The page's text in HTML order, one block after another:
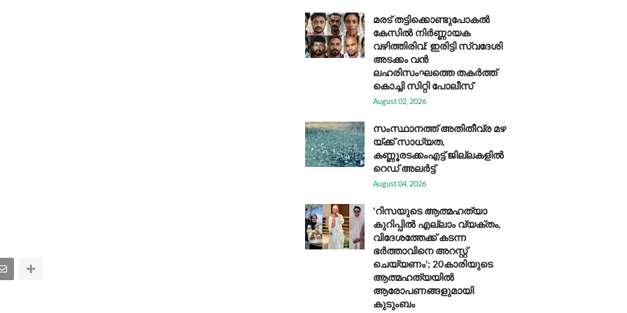
മരട് തട്ടിക്കൊണ്ടുപോകൽ
കേസിൽ നിർണ്ണായക
വഴിത്തിരിവ്: ഇരിട്ടി സ്വദേശി
അടക്കം വൻ
ലഹരിസംഘത്തെ തകർത്ത്
കൊച്ചി സിറ്റി പോലീസ്
August 02, 2026
സം​സ്ഥാ​ന​ത്ത് അ​തി​തീ​വ്ര മ​ഴ​
യ്ക്ക് സാ​ധ്യ​ത,
കണ്ണൂരടക്കംഎ​ട്ട് ജി​ല്ല​ക​ളി​ൽ
റെ​ഡ് അ​ലർ​ട്ട്
August 04, 2026
'റിസയുടെ ആത്മഹത്യാ
കുറിപ്പിൽ എല്ലാം വ്യക്തം,
വിദേശത്തേക്ക് കടന്ന
ഭർത്താവിനെ അറസ്റ്റ്
ചെയ്യണം'; 20കാരിയുടെ
ആത്മഹത്യയിൽ
ആരോപണങ്ങളുമായി
കുടുംബം